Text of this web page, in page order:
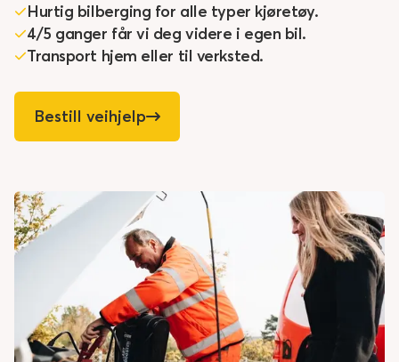
Hurtig bilberging for alle typer kjøretøy.
4/5 ganger får vi deg videre i egen bil.
Transport hjem eller til verksted.
Bestill veihjelp